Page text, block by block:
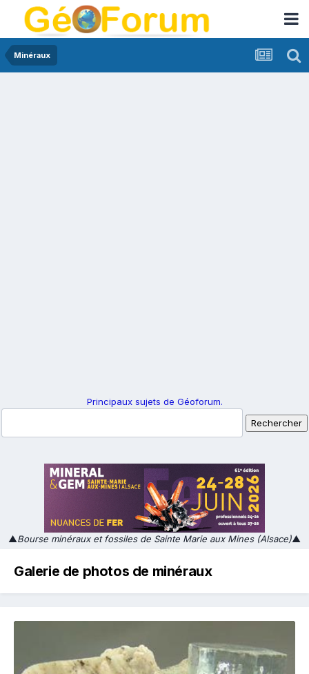
Minéraux
Principaux sujets de Géoforum.
▲Bourse minéraux et fossiles de Sainte Marie aux Mines (Alsace)▲
Galerie de photos de minéraux